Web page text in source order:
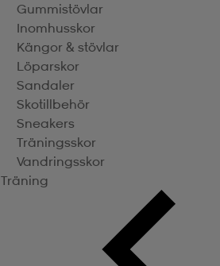
Gummistövlar
Inomhusskor
Kängor & stövlar
Löparskor
Sandaler
Skotillbehör
Sneakers
Träningsskor
Vandringsskor
Träning